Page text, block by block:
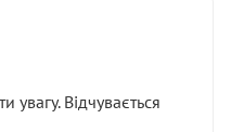
Відчувається